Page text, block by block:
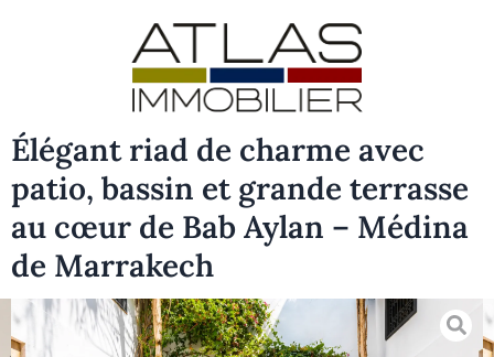
Élégant riad de charme avec
patio, bassin et grande terrasse
au cœur de Bab Aylan – Médina
de Marrakech